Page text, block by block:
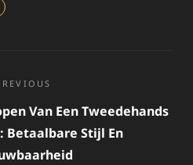
Van Een Tweedehands
Betaalbare Stijl En